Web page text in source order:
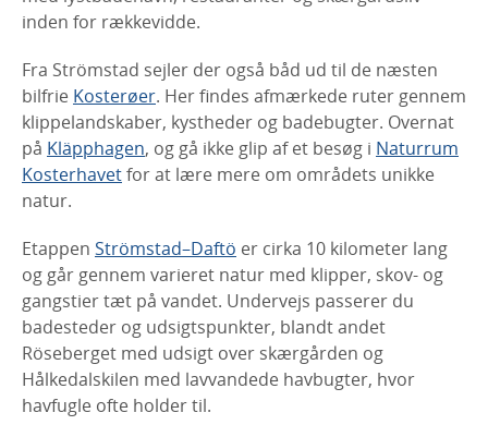
inden for rækkevidde.
Fra Strömstad sejler der også båd ud til de næsten
bilfrie Kosterøer. Her findes afmærkede ruter gennem
klippelandskaber, kystheder og badebugter. Overnat
på Kläpphagen, og gå ikke glip af et besøg i Naturrum
Kosterhavetfor at lære mere om områdets unikke
natur.
Etappen Strömstad–Daftö er cirka 10 kilometer lang
og går gennem varieret natur med klipper, skov- og
gangstier tæt på vandet. Undervejs passerer du
badesteder og udsigtspunkter, blandt andet
Röseberget med udsigt over skærgården og
Hålkedalskilen med lavvandede havbugter, hvor
havfugle ofte holder til.